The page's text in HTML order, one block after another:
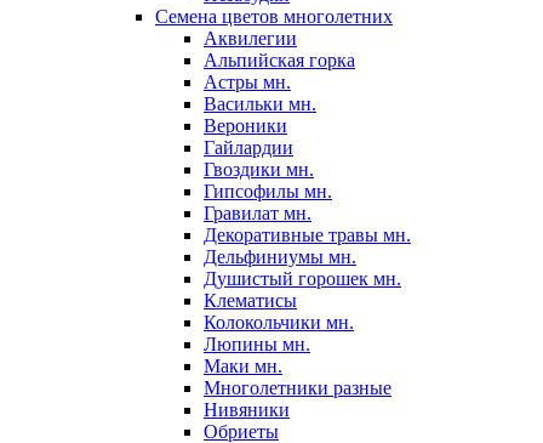
Семена цветов многолетних
Аквилегии
Альпийская горка
Астры мн.
Васильки мн.
Вероники
Гайлардии
Гвоздики мн.
Гипсофилы мн.
Гравилат мн.
Декоративные травы мн.
Дельфиниумы мн.
Душистый горошек мн.
Клематисы
Колокольчики мн.
Люпины мн.
Маки мн.
Многолетники разные
Нивяники
Обриеты